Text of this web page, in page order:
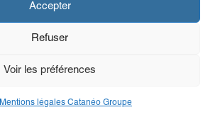
Accepter
Refuser
Voir les préférences
Mentions légales Catanéo Groupe